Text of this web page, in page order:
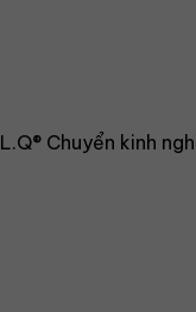
Chuyển kinh